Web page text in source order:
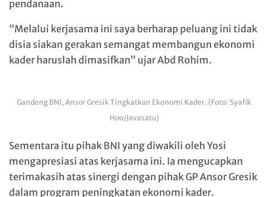
pendanaan.
“Melalui kerjasama ini saya berharap peluang ini tidak
disia siakan gerakan semangat membangun ekonomi
kader haruslah dimasifkan” ujar Abd Rohim.
Gandeng BNI, Ansor Gresik Tingkatkan Ekonomi Kader. (Foto: Syafik
Hoo/Javasatu)
Sementara itu pihak BNI yang diwakili oleh Yosi
mengapresiasi atas kerjasama ini. Ia mengucapkan
terimakasih atas sinergi dengan pihak GP Ansor Gresik
dalam program peningkatan ekonomi kader.